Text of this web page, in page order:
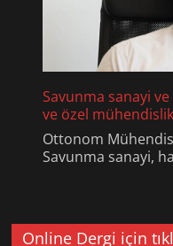
Savunma sanayi ve
ve özel
Ottonom
Savunma sanayi,
Online Dergi için